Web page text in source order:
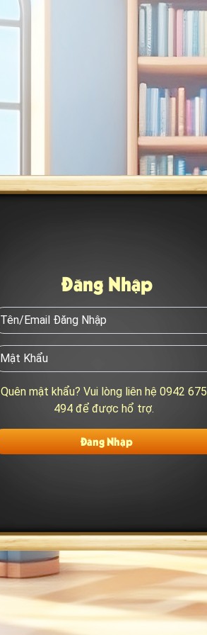
Đăng Nhập
Quên mật khẩu? Vui lòng liên hệ 0942 675
494 để được hổ trợ.
Đăng Nhập